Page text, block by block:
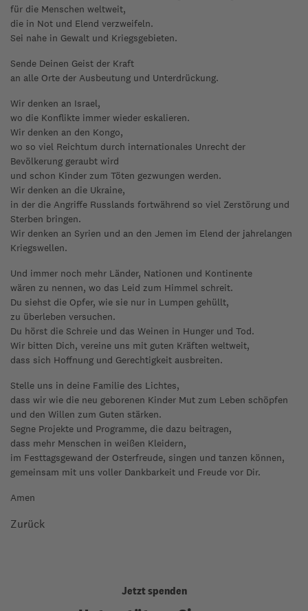
für die Menschen weltweit,
die in Not und Elend verzweifeln.
Sei nahe in Gewalt und Kriegsgebieten.
Sende Deinen Geist der Kraft
an alle Orte der Ausbeutung und Unterdrückung.
Wir denken an Israel,
wo die Konflikte immer wieder eskalieren.
Wir denken an den Kongo,
wo so viel Reichtum durch internationales Unrecht der
Bevölkerung geraubt wird
und schon Kinder zum Töten gezwungen werden.
Wir denken an die Ukraine,
in der die Angriffe Russlands fortwährend so viel Zerstörung und
Sterben bringen.
Wir denken an Syrien und an den Jemen im Elend der jahrelangen
Kriegswellen.
Und immer noch mehr Länder, Nationen und Kontinente
wären zu nennen, wo das Leid zum Himmel schreit.
Du siehst die Opfer, wie sie nur in Lumpen gehüllt,
zu überleben versuchen.
Du hörst die Schreie und das Weinen in Hunger und Tod.
Wir bitten Dich, vereine uns mit guten Kräften weltweit,
dass sich Hoffnung und Gerechtigkeit ausbreiten.
Stelle uns in deine Familie des Lichtes,
dass wir wie die neu geborenen Kinder Mut zum Leben schöpfen
und den Willen zum Guten stärken.
Segne Projekte und Programme, die dazu beitragen,
dass mehr Menschen in weißen Kleidern,
im Festtagsgewand der Osterfreude, singen und tanzen können,
gemeinsam mit uns voller Dankbarkeit und Freude vor Dir.
Amen
Zurück
Jetzt spenden